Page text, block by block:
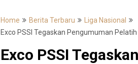
Home Berita Terbaru
Liga Nasional
Exco PSSI Tegaskan Pengumuman
Exco PSSI